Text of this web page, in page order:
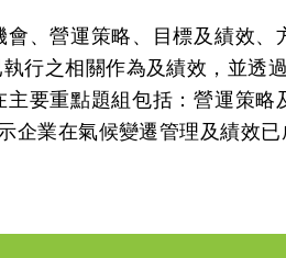
、營運策略、目標及績效
行之相關作為及績效，並透
要重點題組包括：營運策
業在氣候變遷管理及績效已